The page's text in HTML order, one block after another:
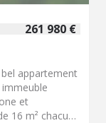
261 980 €
appartement
et
16 m² chacun,